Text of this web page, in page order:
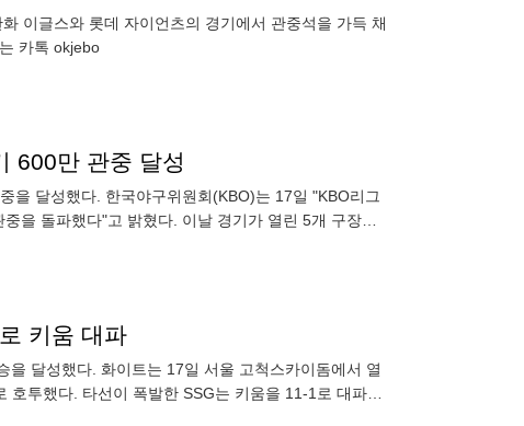
이글스와 롯데 자이언츠의 경기에서 관중석을 가득 채
카톡 okjebo
600만 관중 달성
을 달성했다. 한국야구위원회(KBO)는 17일 "KBO리그
을 돌파했다"고 밝혔다. 이날 경기가 열린 5개 구장에
키움 대파
달성했다. 화이트는 17일 서울 고척스카이돔에서 열
투했다. 타선이 폭발한 SSG는 키움을 11-1로 대파하